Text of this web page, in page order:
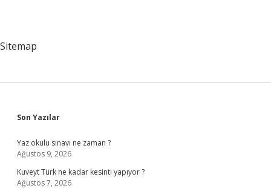
Sitemap
Sidebar
Son Yazılar
Yaz okulu sınavı ne zaman ?
Ağustos 9, 2026
Kuveyt Türk ne kadar kesinti yapıyor ?
Ağustos 7, 2026